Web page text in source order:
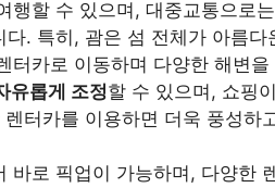
행할 수 있으며, 대중교통으로
다. 특히, 괌은 섬 전체가 아름
터카로 이동하며 다양한 해변
유롭게 조정할 수 있으며, 쇼핑
터카를 이용하면 더욱 풍성하
바로 픽업이 가능하며, 다양한